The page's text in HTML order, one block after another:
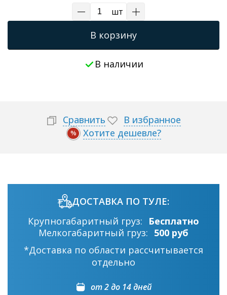
шт
В корзину
В наличии
Сравнить В избранное
% Хотите дешевле?
ДОСТАВКА ПО ТУЛЕ:
Крупногабаритный груз:
Бесплатно
Мелкогабаритный груз: 500 руб
*Доставка по области рассчитывается
отдельно
от 2 до 14 дней